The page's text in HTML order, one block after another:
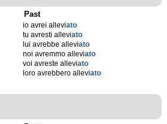
Past
io avrei alleviato
tu avresti alleviato
lui avrebbe alleviato
noi avremmo alleviato
voi avreste alleviato
loro avrebbero alleviato